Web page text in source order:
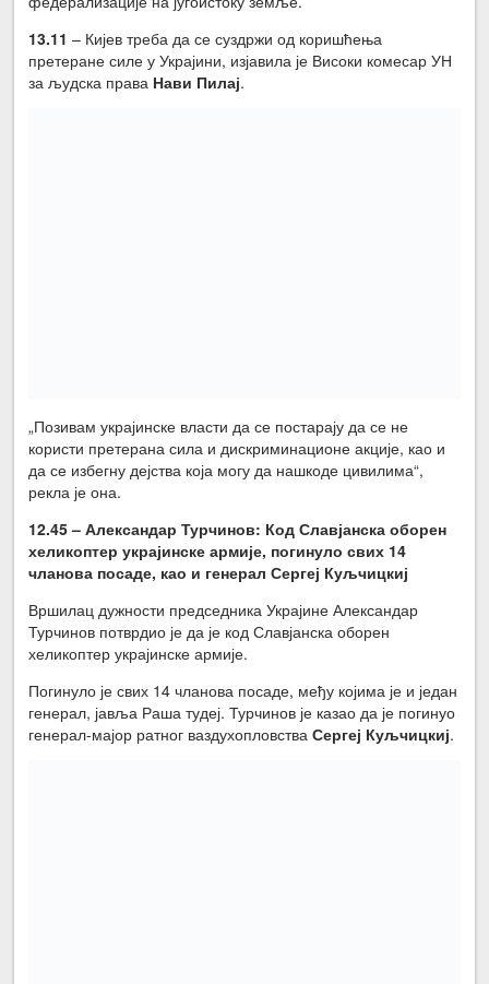
13.11 – Кијев треба да се суздржи од коришћења
претеране силе у Украјини, изјавила је Високи комесар УН
за људска права Нави Пилај.
„Позивам украјинске власти да се постарају да се не
користи претерана сила и дискриминационе акције, као и
да се избегну дејства која могу да нашкоде цивилима“,
рекла је она.
12.45 – Александар Турчинов: Код Славјанска оборен
хеликоптер украјинске армије, погинуло свих 14
чланова посаде, као и генералСергеј Куљчицкиј
Вршилац дужности председника Украјине Александар
Турчинов потврдио је да је код Славјанска оборен
хеликоптер украјинске армије.
Погинуло је свих 14 чланова посаде, међу којима је и један
генерал, јавља Раша тудеј. Турчинов је казао да је погинуо
генерал-мајор ратног ваздухопловстваСергеј Куљчицкиј.